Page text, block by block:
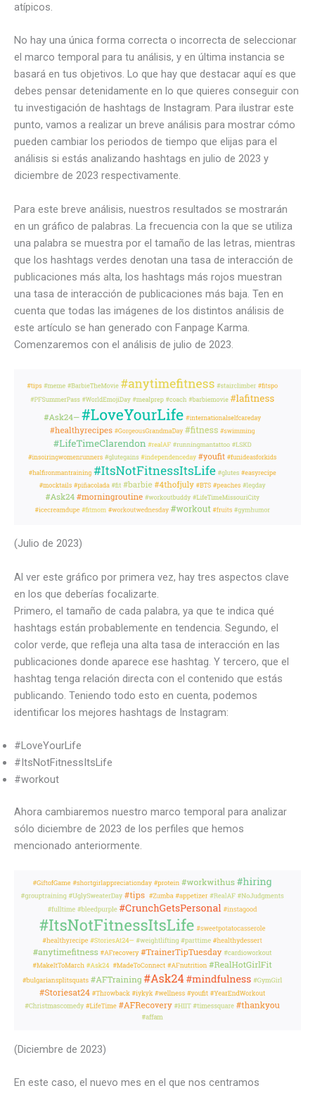
atípicos.
No hay una única forma correcta o incorrecta de seleccionar
el marco temporal para tu análisis, y en última instancia se
basará en tus objetivos. Lo que hay que destacar aquí es que
debes pensar detenidamente en lo que quieres conseguir con
tu investigación de hashtags de Instagram. Para ilustrar este
punto, vamos a realizar un breve análisis para mostrar cómo
pueden cambiar los periodos de tiempo que elijas para el
análisis si estás analizando hashtags en julio de 2023 y
diciembre de 2023 respectivamente.
Para este breve análisis, nuestros resultados se mostrarán
en un gráfico de palabras. La frecuencia con la que se utiliza
una palabra se muestra por el tamaño de las letras, mientras
que los hashtags verdes denotan una tasa de interacción de
publicaciones más alta, los hashtags más rojos muestran
una tasa de interacción de publicaciones más baja. Ten en
cuenta que todas las imágenes de los distintos análisis de
este artículo se han generado con Fanpage Karma.
Comenzaremos con el análisis de julio de 2023.
(Julio de 2023)
Al ver este gráfico por primera vez, hay tres aspectos clave
en los que deberías focalizarte.
Primero, el tamaño de cada palabra, ya que te indica qué
hashtags están probablemente en tendencia. Segundo, el
color verde, que refleja una alta tasa de interacción en las
publicaciones donde aparece ese hashtag. Y tercero, que el
hashtag tenga relación directa con el contenido que estás
publicando. Teniendo todo esto en cuenta, podemos
identificar los mejores hashtags de Instagram:
#LoveYourLife
#ItsNotFitnessItsLife
#workout
Ahora cambiaremos nuestro marco temporal para analizar
sólo diciembre de 2023 de los perfiles que hemos
mencionado anteriormente.
(Diciembre de 2023)
En este caso, el nuevo mes en el que nos centramos